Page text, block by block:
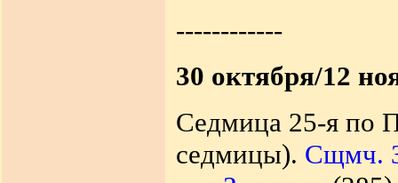
------------
30 октября/12
Седмица 25-я по
седмицы). Сщмч.